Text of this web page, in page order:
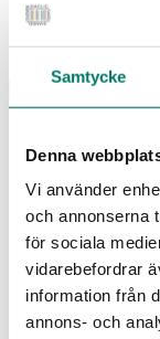
Samtycke
Denna
Vi använder
och annonserna
för sociala
vidarebefordrar
information från
annons- och
Moms på
Aktuellt
Nyheter
Pressrum
Remisser
Fokusområden